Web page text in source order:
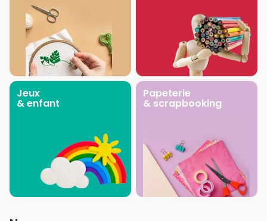
Jeux
& enfant
Papeterie
& scrapbooking